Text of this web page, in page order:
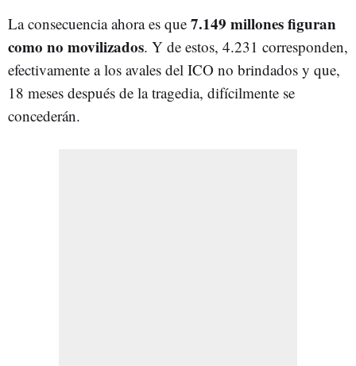
La consecuencia ahora es que 7.149 millones figuran
como no movilizados. Y de estos, 4.231 corresponden,
efectivamente a los avales del ICO no brindados y que,
18 meses después de la tragedia, difícilmente se
concederán.